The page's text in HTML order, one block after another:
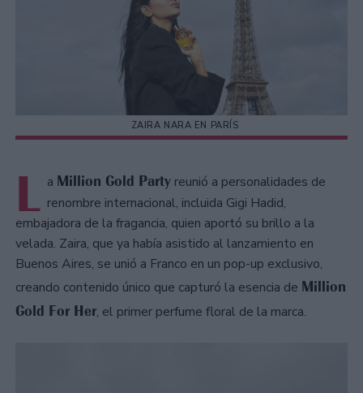
ZAIRA NARA EN PARÍS
L a Million Gold Party reunió a personalidades de
renombre internacional, incluida Gigi Hadid,
embajadora de la fragancia, quien aportó su brillo a la
velada. Zaira, que ya había asistido al lanzamiento en
Buenos Aires, se unió a Franco en un pop-up exclusivo,
creando contenido único que capturó la esencia de Million
Gold For Her, el primer perfume floral de la marca.